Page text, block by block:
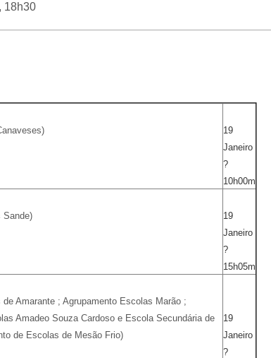
18h30
19
Janeiro
?
10h00m
Sande)
19
Janeiro
?
15h05m
Amarante ; Agrupamento Escolas Marão ;
Amadeo Souza Cardoso e Escola Secundária de
de Escolas de Mesão Frio)
19
Janeiro
?